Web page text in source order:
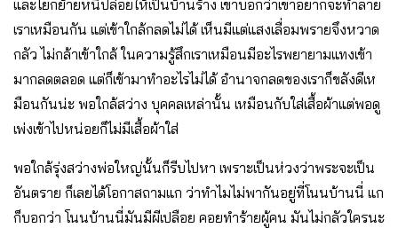
และโยกย้ายหนีปล่อยให้เป็นบ้านร้าง เขาบอกว่าเขาอยากจะทำลาย
เราเหมือนกัน แต่เข้าใกล้กลดไม่ได้ เห็นมีแต่แสงเลื่อมพรายจึงหวาด
กลัว ไม่กล้าเข้าใกล้ ในความรู้สึกเราเหมือนมีอะไรพยายามแทงเข้า
มากลดตลอด แต่ก็เข้ามาทำอะไรไม่ได้ อำนาจกลดของเราก็ขลังดีเห
มือนกันน่ะ พอใกล้สว่าง บุคคลเหล่านั้น เหมือนกับใส่เสื้อผ้าแต่พอดู
เพ่งเข้าไปหน่อยก็ไม่มีเสื้อผ้าใส่
พอใกล้รุ่งสว่างพ่อใหญ่นั้นก็รีบไปหา เพราะเป็นห่วงว่าพระจะเป็น
อันตราย ก็เลยได้โอกาสถามแก ว่าทำไมไม่พากันอยู่ที่โนนบ้านนี่ แก
ก็บอกว่า โนนบ้านนี่มันมีผีเปลือย คอยทำร้ายผู้คน มันไม่กลัวใครนะ